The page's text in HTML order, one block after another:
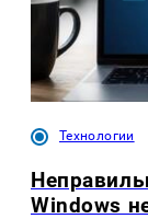
Технологии
Windows